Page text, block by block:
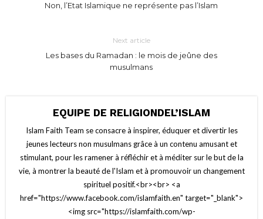
Non, l’Etat Islamique ne représente pas l’Islam
Next article
Les bases du Ramadan : le mois de jeûne des
musulmans
EQUIPE DE RELIGIONDEL’ISLAM
Islam Faith Team se consacre à inspirer, éduquer et divertir les
jeunes lecteurs non musulmans grâce à un contenu amusant et
stimulant, pour les ramener à réfléchir et à méditer sur le but de la
vie, à montrer la beauté de l'Islam et à promouvoir un changement
spirituel positif.<br><br> <a
href="https://www.facebook.com/islamfaith.en" target="_blank">
<img src="https://islamfaith.com/wp-